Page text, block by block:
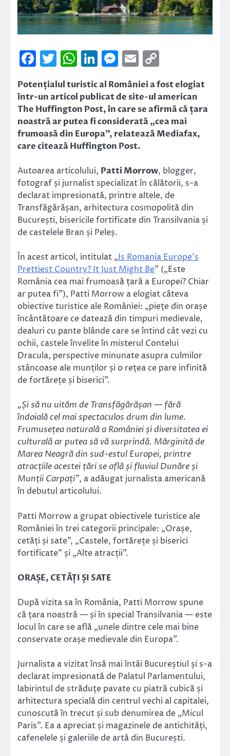
Facebook
Twitter
WhatsApp
LinkedIn
Messenger
Email
Link
Potențialul turistic al României a fost elogiat
într-un articol publicat de site-ul american
The Huffington Post, în care se afirmă că țara
noastră ar putea fi considerată „cea mai
frumoasă din Europa”, relatează Mediafax,
care citează Huffington Post.
Autoarea articolului, Patti Morrow, blogger,
fotograf și jurnalist specializat în călătorii, s-a
declarat impresionată, printre altele, de
Transfăgărășan, arhitectura cosmopolită din
București, bisericile fortificate din Transilvania și
de castelele Bran și Peleș.
În acest articol, intitulat „Is Romania Europe’s
Prettiest Country? It Just Might Be” („Este
România cea mai frumoasă țară a Europei? Chiar
ar putea fi”), Patti Morrow a elogiat câteva
obiective turistice ale României: „piețe din orașe
încântătoare ce datează din timpuri medievale,
dealuri cu pante blânde care se întind cât vezi cu
ochii, castele învelite în misterul Contelui
Dracula, perspective minunate asupra culmilor
stâncoase ale munților și o rețea ce pare infinită
de fortărețe și biserici”.
„Și să nu uităm de Transfăgărășan — fără
îndoială cel mai spectaculos drum din lume.
Frumusețea naturală a României și diversitatea ei
culturală ar putea să vă surprindă. Mărginită de
Marea Neagră din sud-estul Europei, printre
atracțiile acestei țări se află și fluviul Dunăre și
Munții Carpați”, a adăugat jurnalista americană
în debutul articolului.
Patti Morrow a grupat obiectivele turistice ale
României în trei categorii principale: „Orașe,
cetăți și sate”, „Castele, fortărețe și biserici
fortificate” și „Alte atracții”.
ORAȘE, CETĂȚI ȘI SATE
După vizita sa în România, Patti Morrow spune
că țara noastră — și în special Transilvania — este
locul în care se află „unele dintre cele mai bine
conservate orașe medievale din Europa”.
Jurnalista a vizitat însă mai întâi Bucureștiul și s-a
declarat impresionată de Palatul Parlamentului,
labirintul de străduțe pavate cu piatră cubică și
arhitectura specială din centrul vechi al capitalei,
cunoscută în trecut și sub denumirea de „Micul
Paris”. Ea a apreciat și magazinele de antichități,
cafenelele și galeriile de artă din București.